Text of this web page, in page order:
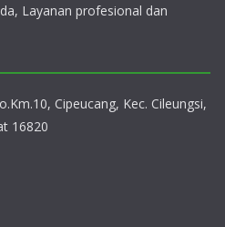
Layanan profesional dan
Cipeucang, Kec. Cileungsi,
16820